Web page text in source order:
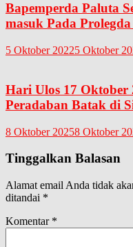
Bapemperda Paluta
masuk Pada Prolegda
5 Oktober 20225 Oktober
Hari Ulos 17
Peradaban Batak di
8 Oktober 20258 Oktober
Tinggalkan Balasan
Alamat email Anda tidak
ditandai *
Komentar *